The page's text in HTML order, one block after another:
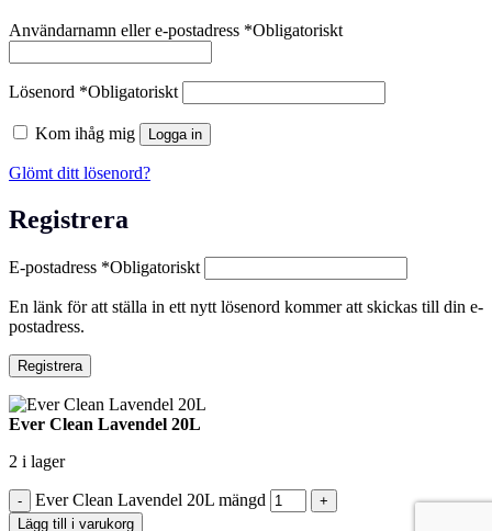
Användarnamn eller e-postadress *Obligatoriskt
Lösenord *Obligatoriskt
Kom ihåg mig Logga in
Glömt ditt lösenord?
Registrera
E-postadress *Obligatoriskt
En länk för att ställa in ett nytt lösenord kommer att skickas till din e-
postadress.
Registrera
Ever Clean Lavendel 20L
2 i lager
Ever Clean Lavendel 20L mängd
Lägg till i varukorg